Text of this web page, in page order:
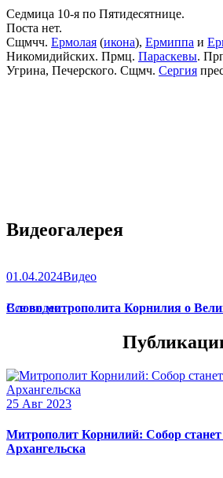
Седмица 10-я по Пятидесятнице.
Поста нет.
Сщмчч. Ермолая (икона), Ермиппа и
Никомидийских. Прмц. Параскевы.
Угрина, Печерского. Сщмч. Сергия
Видеогалерея
01.04.2024Видео
Слово митрополита Корнилия о
Все видео
25 Авг 2023
Митрополит Корнилий: Собор
Архангельска